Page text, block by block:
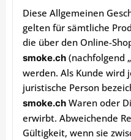
Diese Allgemeinen
gelten für sämtliche
die über den Online-
smoke.ch (nachfolgend
werden. Als Kunde wird
juristische Person
smoke.ch Waren oder
erwirbt. Abweichende
Gültigkeit, wenn sie